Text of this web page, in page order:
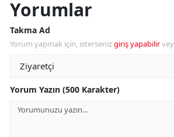
Yorumlar
Takma Ad
Yorum yapmak için, istersenizgiriş yapabilir
Yorum Yazın (500 Karakter)